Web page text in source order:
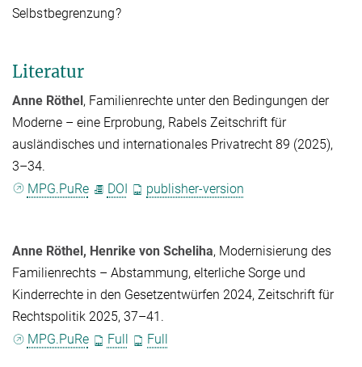
Selbstbegrenzung?
Literatur
Anne Röthel, Familienrechte unter den Bedingungen der
Moderne – eine Erprobung, Rabels Zeitschrift für
ausländisches und internationales Privatrecht 89 (2025),
3–34.
MPG.PuRe
DOI publisher-version
Anne Röthel, Henrike von Scheliha, Modernisierung des
Familienrechts – Abstammung, elterliche Sorge und
Kinderrechte in den Gesetzentwürfen 2024, Zeitschrift für
Rechtspolitik 2025, 37–41.
MPG.PuRe
Full Full